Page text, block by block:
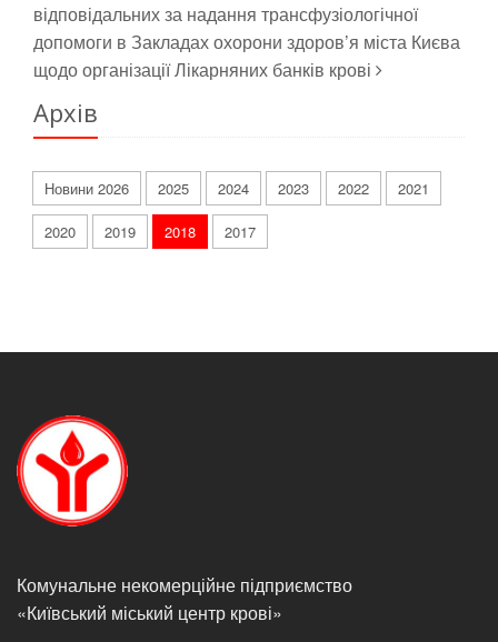
відповідальних за надання трансфузіологічної
допомоги в Закладах охорони здоров’я міста Києва
щодо організації Лікарняних банків крові
Архів
Новини 2026 2025 2024 2023 2022 2021
2020 2019 2018 2017
Комунальне некомерційне підприємство
«Київський міський центр крові»